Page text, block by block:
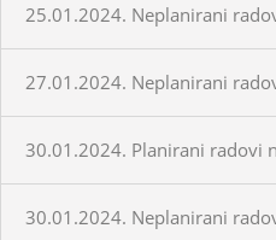
25.01.2024. Neplanirani
27.01.2024. Neplanirani
30.01.2024. Planirani radovi
30.01.2024. Neplanirani